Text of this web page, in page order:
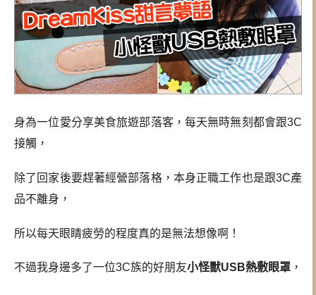
身為一位愛分享美食旅遊部落客，每天無時無刻都會跟3C
接觸，
除了回家後要趕著經營部落格，本身正職工作也是跟3C產
品不離身，
所以每天眼睛疲勞的程度真的是無法想像啊！
不過我身邊多了一位3C族的好朋友小怪獸USB熱敷眼罩 ，